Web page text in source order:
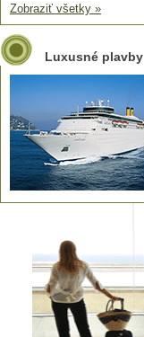
Zobraziť všetky »
Luxusné plavby